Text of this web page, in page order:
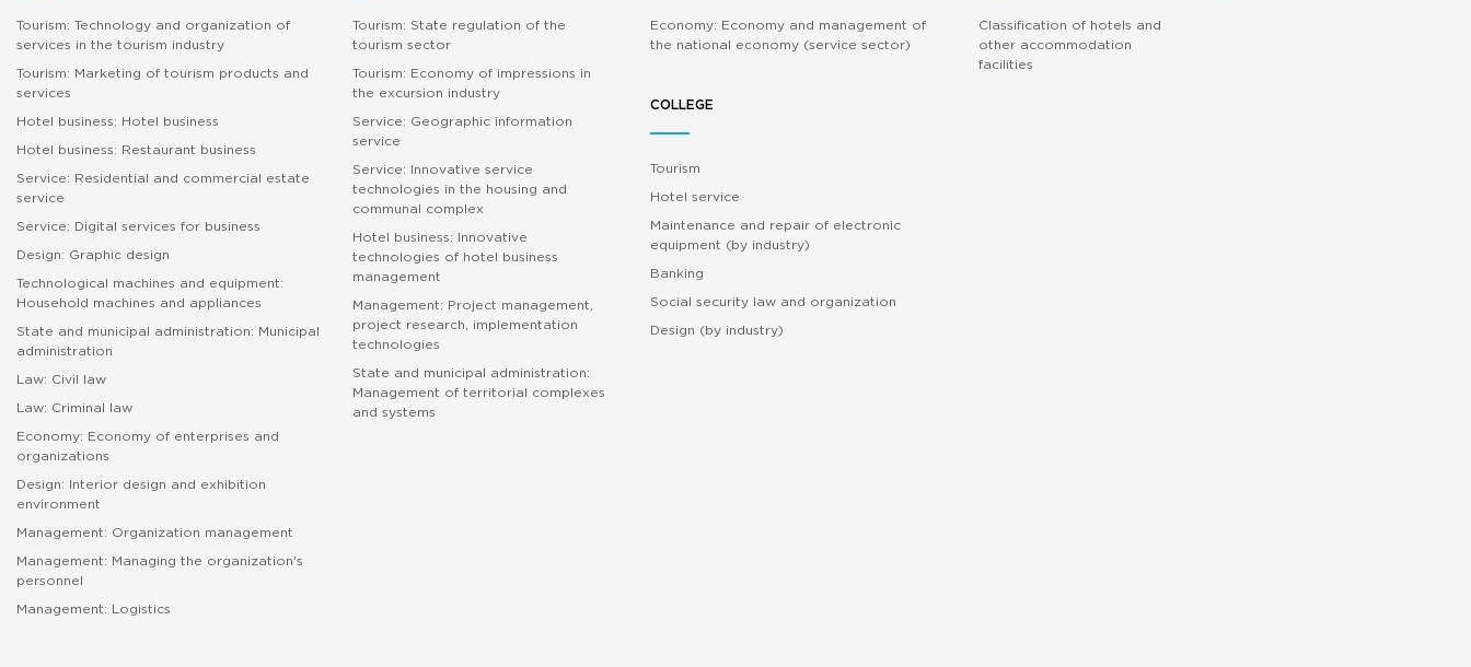
Tourism: Technology and organization of
services in the tourism industry
Tourism: Marketing of tourism products and
services
Hotel business: Hotel business
Hotel business: Restaurant business
Service: Residential and commercial estate
service
Service: Digital services for business
Design: Graphic design
Technological machines and equipment:
Household machines and appliances
State and municipal administration: Municipal
administration
Law: Civil law
Law: Criminal law
Economy: Economy of enterprises and
organizations
Design: Interior design and exhibition
environment
Management: Organization management
Management: Managing the organization's
personnel
Management: Logistics
Tourism: State regulation of the
tourism sector
Tourism: Economy of impressions in
the excursion industry
Service: Geographic information
service
Service: Innovative service
technologies in the housing and
communal complex
Hotel business: Innovative
technologies of hotel business
management
Management: Project management,
project research, implementation
technologies
State and municipal administration:
Management of territorial complexes
and systems
Economy: Economy and management of
the national economy (service sector)
COLLEGE
Tourism
Hotel service
Maintenance and repair of electronic
equipment (by industry)
Banking
Social security law and organization
Design (by industry)
Classification of hotels and
other accommodation
facilities